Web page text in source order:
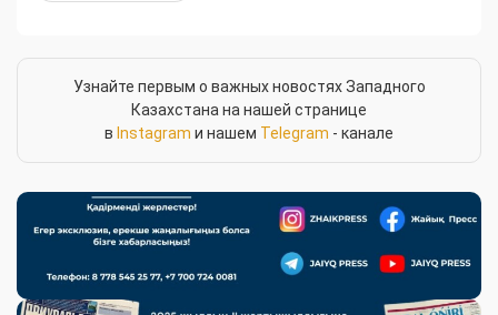
Узнайте первым о важных новостях Западного
Казахстана на нашей странице
в Instagram и нашем Telegram - канале